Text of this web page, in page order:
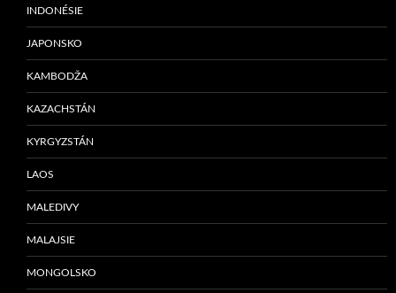
INDONÉSIE
JAPONSKO
KAMBODŽA
KAZACHSTÁN
KYRGYZSTÁN
LAOS
MALEDIVY
MALAJSIE
MONGOLSKO